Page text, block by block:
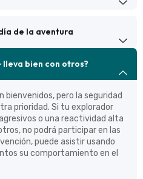
de la aventura
lleva bien con otros?
bienvenidos, pero la seguridad
prioridad. Si tu explorador
o una reactividad alta
no podrá participar en las
puede asistir usando
su comportamiento en el